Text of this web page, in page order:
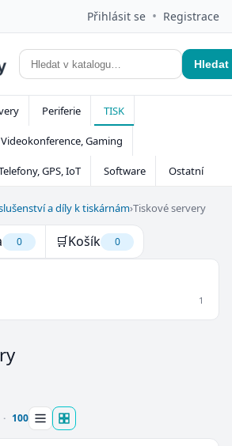
Přihlásit se • Registrace
Hledat
Periferie TISK
Videokonference, Gaming
GPS, IoT Software Ostatní
a díly k tiskárnám›Tiskové servery
0 🛒Košík 0
1
100